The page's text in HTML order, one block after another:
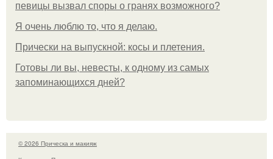
певицы вызвал споры о гранях возможного?
Я очень люблю то, что я делаю.
Прически на выпускной: косы и плетения.
Готовы ли вы, невесты, к одному из самых
запоминающихся дней?
© 2026 Прическа и макияж